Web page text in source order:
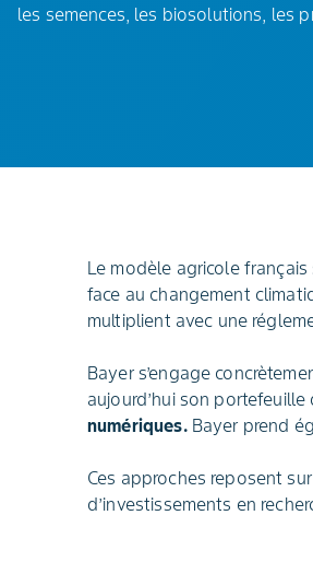
les semences, les biosolutions, les
Le modèle agricole
face au changement
multiplient avec une
Bayer s’engage
aujourd’hui son
numériques. Bayer prend
Ces approches reposent
d’investissements en